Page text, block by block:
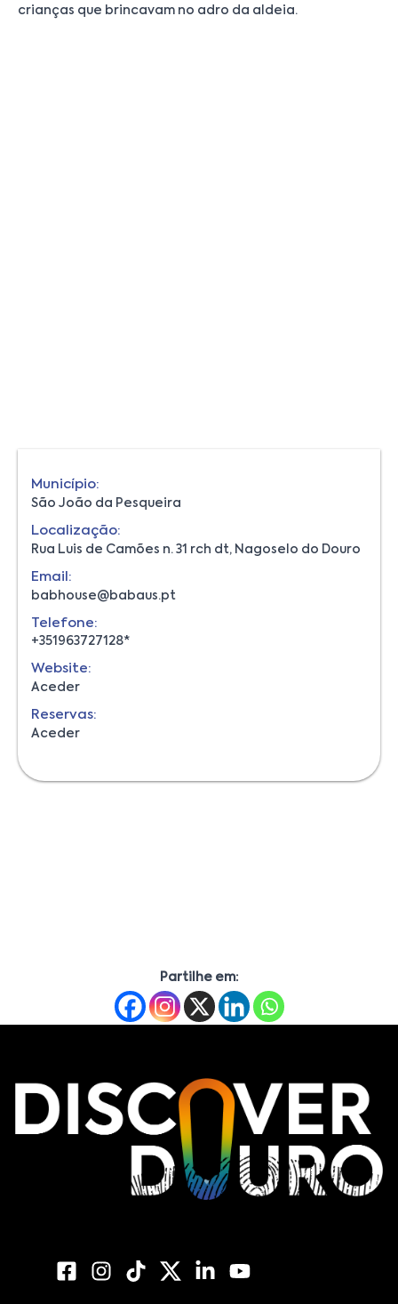
crianças que brincavam no adro da aldeia.
Município:
São João da Pesqueira
Localização:
Rua Luis de Camões n. 31 rch dt, Nagoselo do Douro
Email:
babhouse@babaus.pt
Telefone:
+351963727128*
Website:
Aceder
Reservas:
Aceder
Partilhe em: